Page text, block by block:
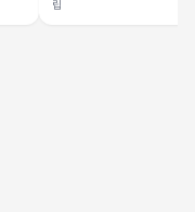
립